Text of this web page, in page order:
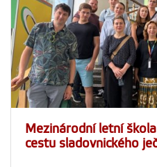
Mezinárodní letní
cestu sladovnického